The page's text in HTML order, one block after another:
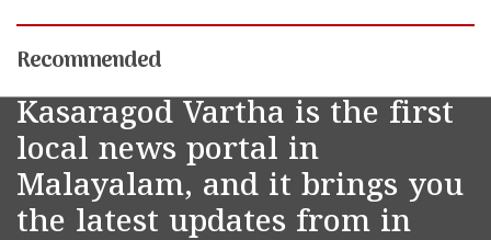
Recommended
Kasaragod Vartha is the first
local news portal in
Malayalam, and it brings you
the latest updates from in